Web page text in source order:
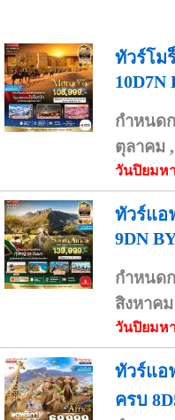
ทัวร์โม
10D7N
กำหนด
ตุลาคม
วันปิยมห
ทัวร์แอ
9DN
กำหนด
สิงหาค
วันปิยมห
ทัวร์แอ
ครบ